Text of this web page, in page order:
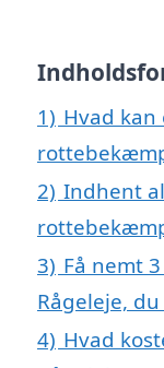
1) Hvad kan
2) Indhent
3) Få nemt
Rågeleje,
4) Hvad